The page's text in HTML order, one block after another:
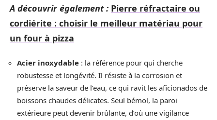
A découvrir également : Pierre réfractaire ou
cordiérite : choisir le meilleur matériau pour
un four à pizza
Acier inoxydable : la référence pour qui cherche
robustesse et longévité. Il résiste à la corrosion et
préserve la saveur de l’eau, ce qui ravit les aficionados de
boissons chaudes délicates. Seul bémol, la paroi
extérieure peut devenir brûlante, d’où une vigilance